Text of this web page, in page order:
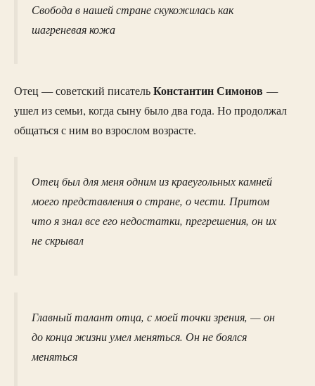
Свобода в нашей стране скукожилась как
шагреневая кожа
Отец — советский писательКонстантин Симонов —
ушел из семьи, когда сыну было два года. Но продолжал
общаться с ним во взрослом возрасте.
Отец был для меня одним из краеугольных камней
моего представления о стране, о чести. Притом
что я знал все его недостатки, прегрешения, он их
не скрывал
Главный талант отца, с моей точки зрения, — он
до конца жизни умел меняться. Он не боялся
меняться